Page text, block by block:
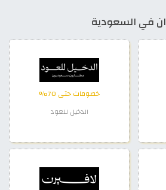
في السعودية
خصومات حتى 70%
الدخيل للعود